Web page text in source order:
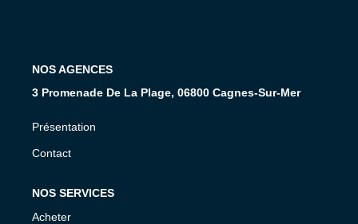
NOS AGENCES
3 Promenade De La Plage, 06800 Cagnes-Sur-Mer
Présentation
Contact
NOS SERVICES
Acheter